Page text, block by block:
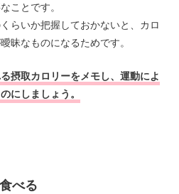
ことです。
らいか把握しておかないと、カロ
昧なものになるためです。
摂取カロリーをメモし、運動によ
にしましょう。
べる